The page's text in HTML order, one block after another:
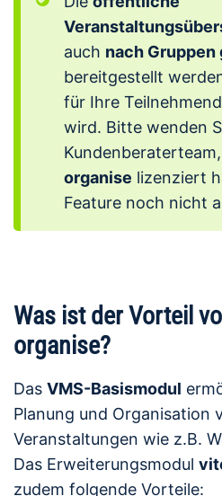
auch nach
bereitgestellt
für Ihre
wird. Bitte wenden
organise lizenziert
Feature noch nicht
Was ist der Vorteil
organise?
Das VMS-Basismodul
Planung und Organisation
Veranstaltungen wie z.B.
Das Erweiterungsmodul
zudem folgende Vorteile: